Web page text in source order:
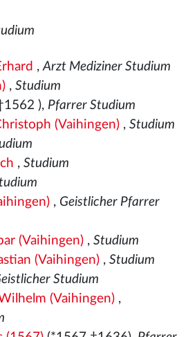
,Arzt Mediziner Studium
, Studium
), Pfarrer Studium
(Vaihingen), Studium
, Studium
, Geistlicher Pfarrer
(Vaihingen), Studium
(Vaihingen), Studium
Studium
(Vaihingen),